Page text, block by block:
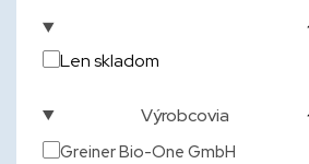
Len skladom
Výrobcovia
Greiner Bio-One GmbH